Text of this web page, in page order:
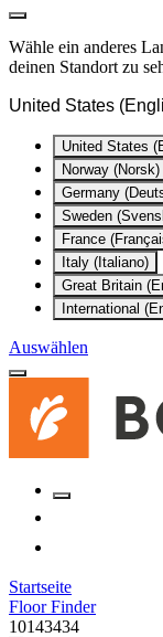
Wähle ein anderes
deinen Standort zu
United States
United States
Norway (Norsk)
Germany
Sweden
France
Italy (Italiano)
Great Britain
International
Auswählen
Startseite
Floor Finder
10143434